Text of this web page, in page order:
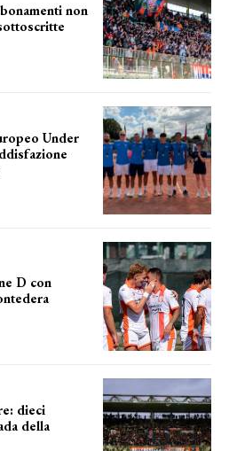
non
Under
D con
dieci
della